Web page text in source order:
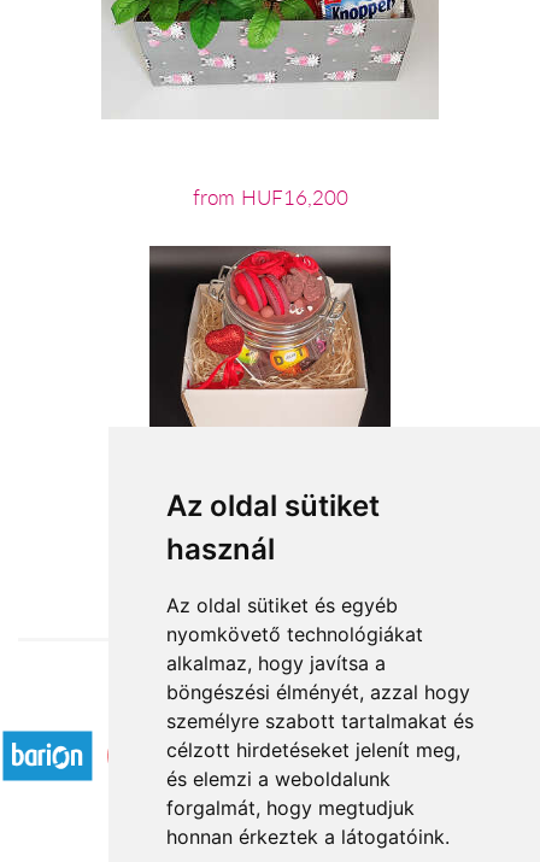
Az oldal sütiket
használ
Az oldal sütiket és egyéb
nyomkövető technológiákat
alkalmaz, hogy javítsa a
böngészési élményét, azzal hogy
személyre szabott tartalmakat és
célzott hirdetéseket jelenít meg,
és elemzi a weboldalunk
forgalmát, hogy megtudjuk
honnan érkeztek a látogatóink.
from HUF16,200
from HUF12,000
Accepted payment methods